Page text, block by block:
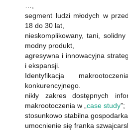
segment ludzi młodych w
18 do 30 lat,
nieskomplikowany, tani,
modny produkt,
agresywna i innowacyjna
i ekspansji.
Identyfikacja
konkurencyjnego.
nikły zakres dostępnych
makrootoczenia w „ case study”;
stosunkowo stabilna
umocnienie się franka